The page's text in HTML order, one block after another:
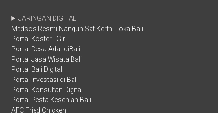
JARINGAN DIGITAL
Medsos Resmi Nangun Sat Kerthi Loka Bali
Portal Koster - Giri
Portal Desa Adat diBali
Portal Jasa Wisata Bali
Portal Bali Digital
Portal Investasi di Bali
Portal Konsultan Digital
Portal Pesta Kesenian Bali
AFC Fried Chicken